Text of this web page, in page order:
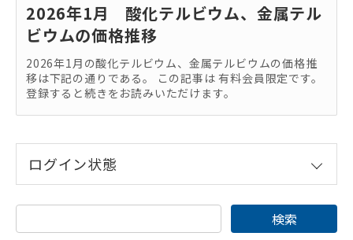
2026年1月 酸化テルビウム、金属テル
ビウムの価格推移
2026年1月の酸化テルビウム、金属テルビウムの価格推
移は下記の通りである。 この記事は 有料会員限定です。
登録すると続きをお読みいただけます。
ログイン状態